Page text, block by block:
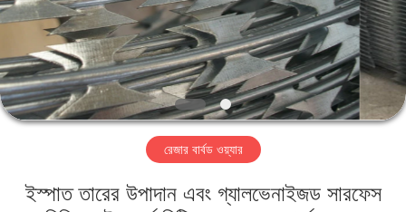
আমাদের
সম্পর্কে
কারখানা
রেজার বার্বড ওয়্যার
ইস্পাত তারের উপাদান এবং গ্যালভেনাইজড সারফেস